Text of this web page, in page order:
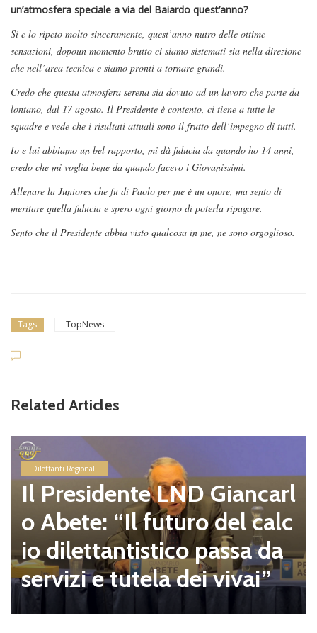
un’atmosfera speciale a via del Baiardo quest’anno?
Si e lo ripeto molto sinceramente, quest’anno nutro delle ottime
sensazioni, dopoun momento brutto ci siamo sistemati sia nella direzione
che nell’area tecnica e siamo pronti a tornare grandi.
Credo che questa atmosfera serena sia dovuto ad un lavoro che parte da
lontano, dal 17 agosto. Il Presidente è contento, ci tiene a tutte le
squadre e vede che i risultati attuali sono il frutto dell’impegno di tutti.
Io e lui abbiamo un bel rapporto, mi dà fiducia da quando ho 14 anni,
credo che mi voglia bene da quando facevo i Giovanissimi.
Allenare la Juniores che fu di Paolo per me è un onore, ma sento di
meritare quella fiducia e spero ogni giorno di poterla ripagare.
Sento che il Presidente abbia visto qualcosa in me, ne sono orgoglioso.
Tags TopNews
Related Articles
Dilettanti Regionali
Il Presidente LND Giancarl
o Abete: “Il futuro del calc
io dilettantistico passa da
servizi e tutela dei vivai”